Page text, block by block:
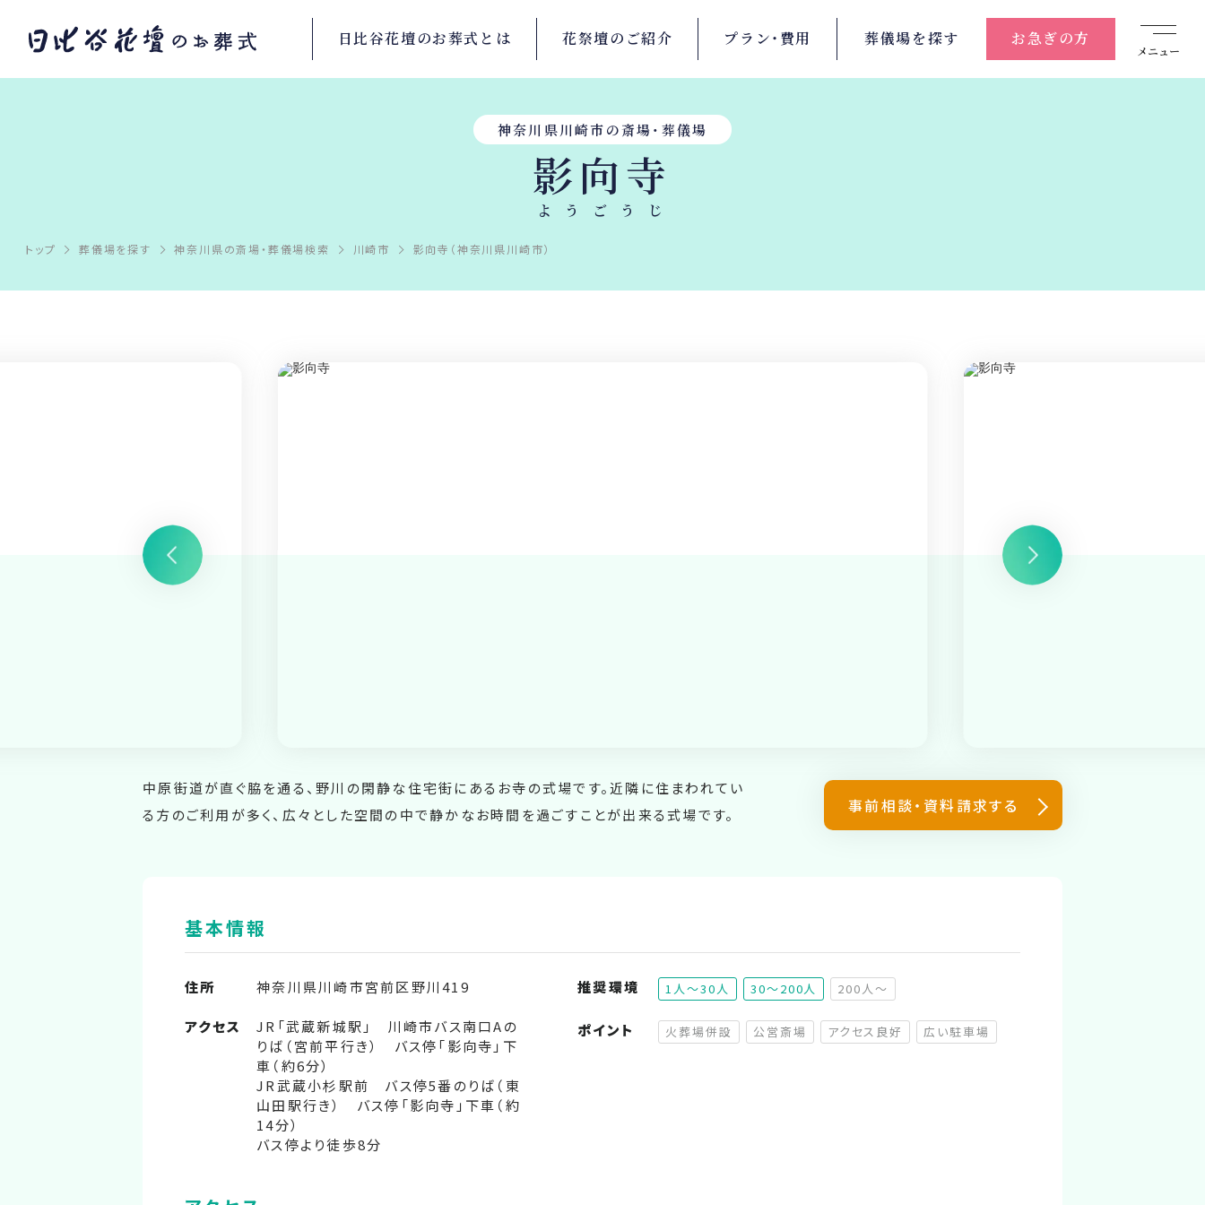
メニュー
日比谷花壇のお葬式とは 花祭壇の ご紹介 プラン・ 費用 葬儀場を探す お急ぎの方
神奈川県川崎市の斎場・葬儀場
影向寺
ようごうじ
トップ 葬儀場を探す 神奈川県の斎場・葬儀場検索 川崎市 影向寺（神奈川県川崎市）
中原街道が直ぐ脇を通る、野川の閑静な住宅街にあるお寺の式場です。近隣に住まわれてい
る方のご利用が多く、広々とした空間の中で静かなお時間を過ごすことが出来る式場です。
事前相談・資料請求する
基本情報
住所 神奈川県川崎市宮前区野川419
アクセス
JR「武蔵新城駅」 川崎市バス南口Aの
りば（宮前平行き） バス停「影向寺」下
車（約6分）
JR武蔵小杉駅前 バス停5番のりば（東
山田駅行き） バス停「影向寺」下車（約
14分）
バス停より徒歩8分
推奨環境 1人～30人 30～200人 200人～
（非推奨）
ポイント 火葬場併設
（非対応）
公営斎場
（非対応）
アクセス良好
（非対応）
広い駐車場
（非対応）